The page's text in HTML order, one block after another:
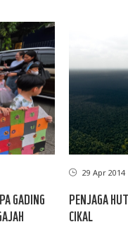
GADING
29 Apr 2014
PENJAGA
CIKAL